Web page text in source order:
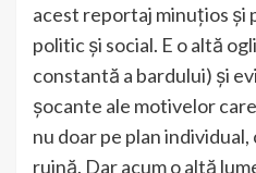
acest reportaj minuțios și
politic și social. E o altă
constantă a bardului) și
șocante ale motivelor
nu doar pe plan
ruină. Dar acum o altă